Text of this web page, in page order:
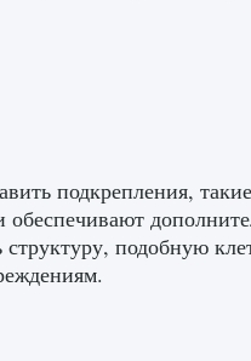
подкрепления,
обеспечивают
подобную